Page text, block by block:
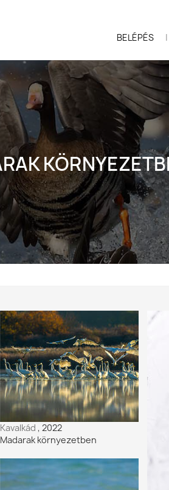
BELÉPÉS |
Kavalkád , 2022
Madarak környezetben